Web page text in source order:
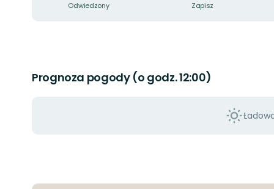
Odwiedzony Zapisz
Prognoza pogody (o godz. 12:00)